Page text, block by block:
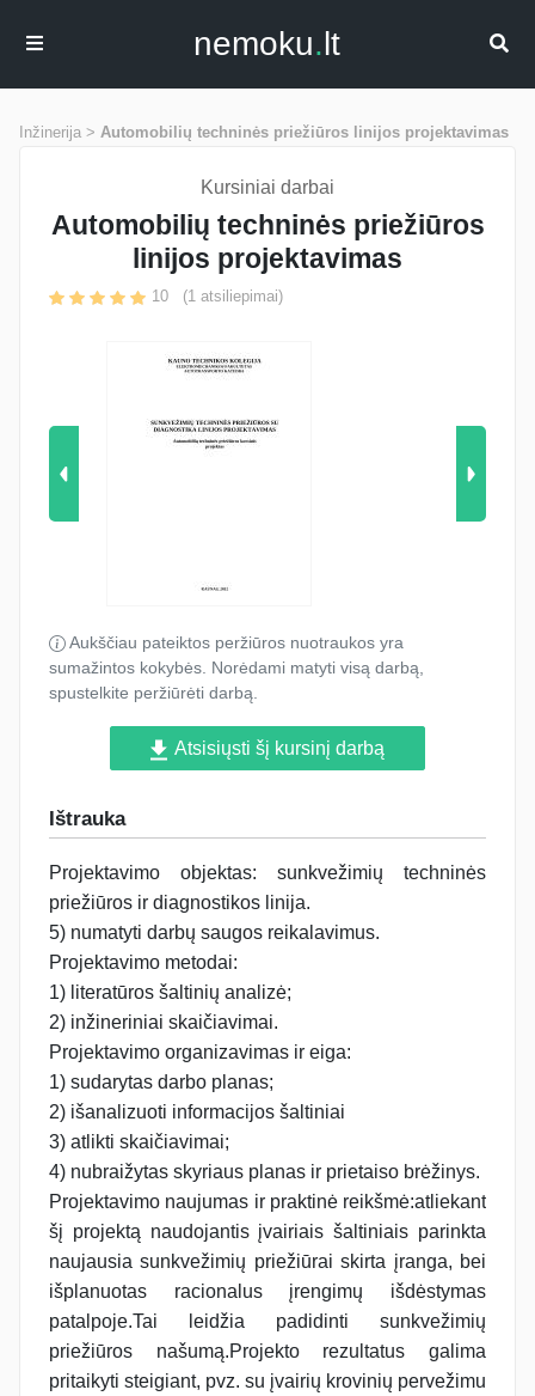
nemoku.lt
Inžinerija > Automobilių techninės priežiūros linijos projektavimas
Kursiniai darbai
Automobilių techninės priežiūros
linijos projektavimas
10 (1 atsiliepimai)
Aukščiau pateiktos peržiūros nuotraukos yra
sumažintos kokybės. Norėdami matyti visą darbą,
spustelkite peržiūrėti darbą.
Atsisiųsti šį kursinį darbą
Ištrauka
Projektavimo objektas: sunkvežimių techninės
priežiūros ir diagnostikos linija.
5) numatyti darbų saugos reikalavimus.
Projektavimo metodai:
1) literatūros šaltinių analizė;
2) inžineriniai skaičiavimai.
Projektavimo organizavimas ir eiga:
1) sudarytas darbo planas;
2) išanalizuoti informacijos šaltiniai
3) atlikti skaičiavimai;
4) nubraižytas skyriaus planas ir prietaiso brėžinys.
Projektavimo naujumas ir praktinė reikšmė:atliekant
šį projektą naudojantis įvairiais šaltiniais parinkta
naujausia sunkvežimių priežiūrai skirta įranga, bei
išplanuotas racionalus įrengimų išdėstymas
patalpoje.Tai leidžia padidinti sunkvežimių
priežiūros našumą.Projekto rezultatus galima
pritaikyti steigiant, pvz. su įvairių krovinių pervežimu